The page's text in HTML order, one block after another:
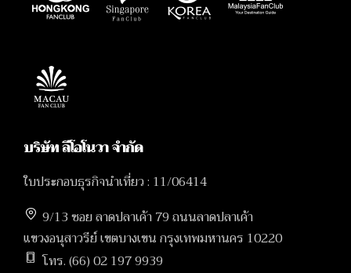
บริษัท ลีโอโนวา จำกัด
ใบประกอบธุรกิจนำเที่ยว : 11/06414
9/13 ซอย ลาดปลาเค้า 79 ถนนลาดปลาเค้า
แขวงอนุสาวรีย์ เขตบางเขน กรุงเทพมหานคร 10220
โทร. (66) 02 197 9939